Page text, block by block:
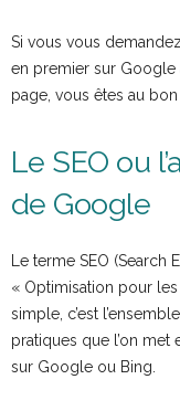
Si vous vous
en premier sur Google
page, vous êtes au
Le SEO ou
de Google
Le terme SEO (Search
« Optimisation pour
simple, c’est
pratiques que l’on met
sur Google ou Bing.